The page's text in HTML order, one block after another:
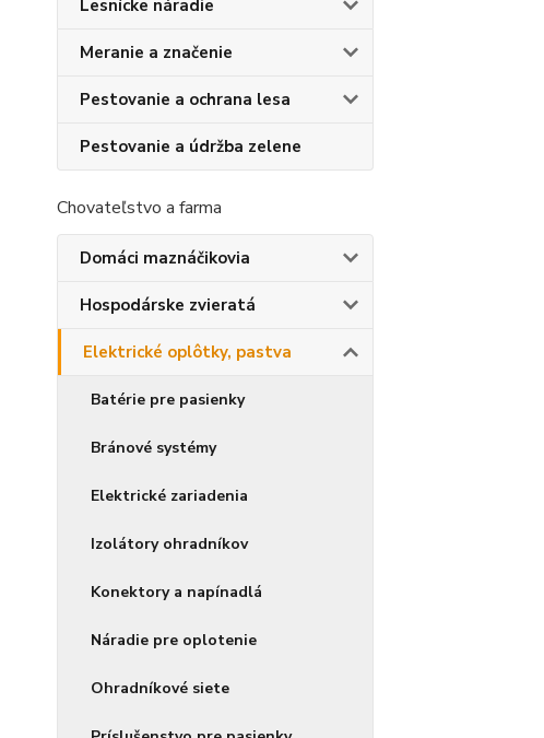
Lesnícke náradie
Meranie a značenie
Pestovanie a ochrana lesa
Pestovanie a údržba zelene
Chovateľstvo a farma
Domáci maznáčikovia
Hospodárske zvieratá
Elektrické oplôtky, pastva
Batérie pre pasienky
Bránové systémy
Elektrické zariadenia
Izolátory ohradníkov
Konektory a napínadlá
Náradie pre oplotenie
Ohradníkové siete